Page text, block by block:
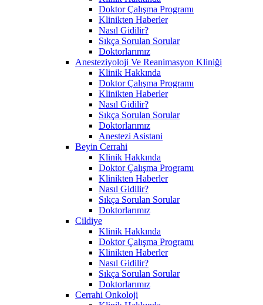
Doktor Çalışma Programı
Klinikten Haberler
Nasıl Gidilir?
Sıkça Sorulan Sorular
Doktorlarımız
Anesteziyoloji Ve Reanimasyon Kliniği
Klinik Hakkında
Doktor Çalışma Programı
Klinikten Haberler
Nasıl Gidilir?
Sıkça Sorulan Sorular
Doktorlarımız
Anestezi Asistani
Beyin Cerrahi
Klinik Hakkında
Doktor Çalışma Programı
Klinikten Haberler
Nasıl Gidilir?
Sıkça Sorulan Sorular
Doktorlarımız
Cildiye
Klinik Hakkında
Doktor Çalışma Programı
Klinikten Haberler
Nasıl Gidilir?
Sıkça Sorulan Sorular
Doktorlarımız
Cerrahi Onkoloji